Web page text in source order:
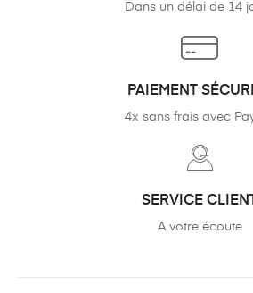
Dans un délai de 14
PAIEMENT
4x sans frais avec
SERVICE CLIENT
A votre écoute